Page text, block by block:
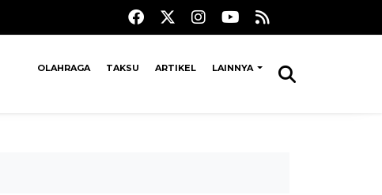
OLAHRAGA TAKSU ARTIKEL LAINNYA